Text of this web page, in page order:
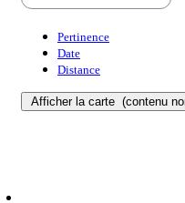
Pertinence
Date
Distance
Afficher la carte (contenu